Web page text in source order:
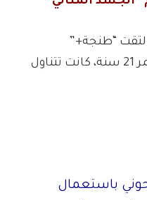
“طنجة+”
بـ”س.ف”، شابة تبلغ من العمر 21 سنة، كانت تتناول
باستعمال